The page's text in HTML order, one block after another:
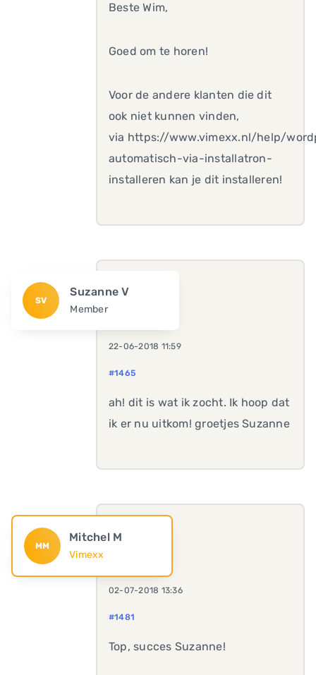
Beste Wim,
Goed om te horen!
Voor de andere klanten die dit
ook niet kunnen vinden,
via https://www.vimexx.nl/help/
automatisch-via-installatron-
installeren kan je dit installeren!
SV
Suzanne V
Member
22-06-2018 11:59
#1465
ah! dit is wat ik zocht. Ik hoop dat
ik er nu uitkom! groetjes Suzanne
MM
Mitchel M
Vimexx
02-07-2018 13:36
#1481
Top, succes Suzanne!